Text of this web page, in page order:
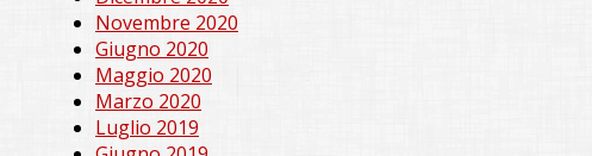
Novembre 2020
Giugno 2020
Maggio 2020
Marzo 2020
Luglio 2019